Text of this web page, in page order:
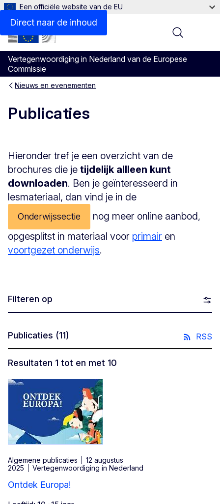
Direct naar de inhoud
Een officiële website van de EU
Vertegenwoordiging in Nederland van de Europese
Commissie
Menu
Nieuws en evenementen
Publicaties
Hieronder tref je een overzicht van de
brochures die je tijdelijk allleen kunt
downloaden. Ben je geïnteresseerd in
lesmateriaal, dan vind je in de
Onderwijssectie
nog meer online aanbod,
opgesplitst in materiaal voor primair en
voortgezet onderwijs.
Filteren op
Publicaties (11) RSS
Resultaten 1 tot en met 10
Algemene publicaties
12 augustus
2025
Vertegenwoordiging in Nederland
Ontdek Europa!